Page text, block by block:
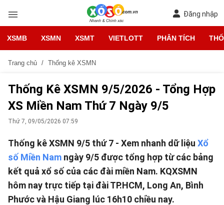
Đăng nhập
XSMB XSMN XSMT VIETLOTT PHÂN TÍCH
Trang chủ Thống kê XSMN
Thống Kê XSMN 9/5/2026 - Tổng Hợp
XS Miền Nam Thứ 7 Ngày 9/5
Thứ 7, 09/05/2026 07:59
Thống kê XSMN 9/5 thứ 7 - Xem nhanh dữ liệu Xổ
số Miền Nam ngày 9/5 được tổng hợp từ các bảng
kết quả xổ số của các đài miền Nam. KQXSMN
hôm nay trực tiếp tại đài TP.HCM, Long An, Bình
Phước và Hậu Giang lúc 16h10 chiều nay.